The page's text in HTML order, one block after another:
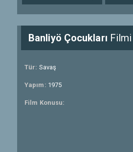
Banliyö Çocukları Filmi
Tür: Savaş
Yapım: 1975
Film Konusu: